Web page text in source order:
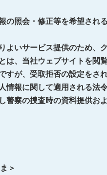
の照会・修正等を希望され
よいサービス提供のため
は、当社ウェブサイトを閲
すが、受取拒否の設定をさ
情報に関して適用される法
警察の捜査時の資料提供
＞